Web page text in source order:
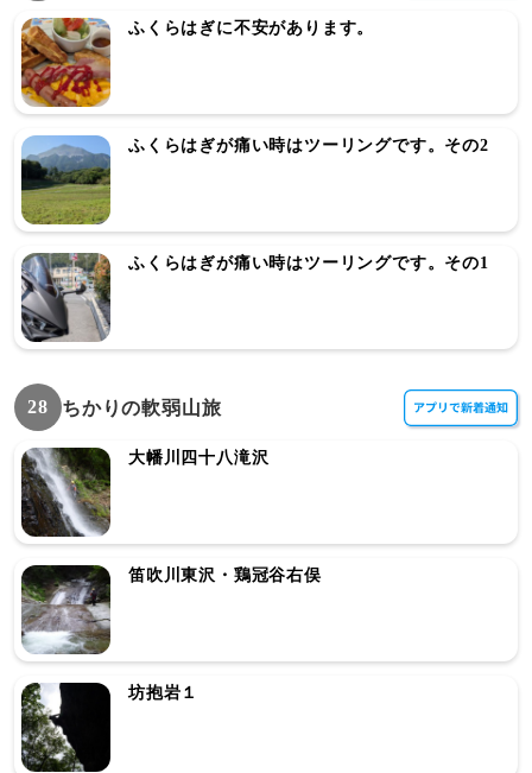
ふくらはぎに不安があります。
ふくらはぎが痛い時はツーリングです。その2
ふくらはぎが痛い時はツーリングです。その1
28 ちかりの軟弱山旅
大幡川四十八滝沢
笛吹川東沢・鶏冠谷右俣
坊抱岩１